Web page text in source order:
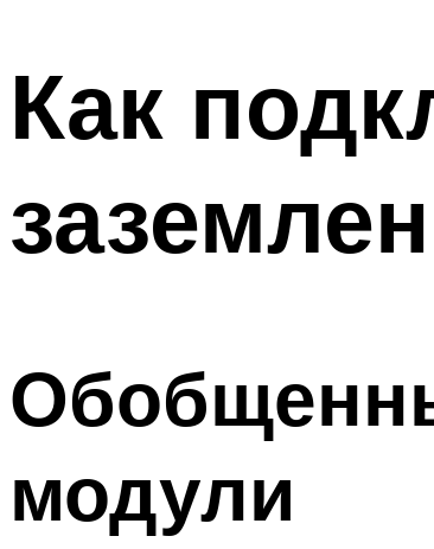
Как
модули